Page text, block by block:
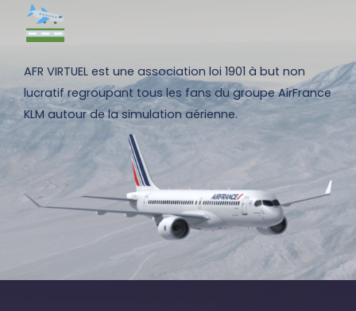
AFR VIRTUEL est une association loi 1901 à but non
lucratif regroupant tous les fans du groupe AirFrance
KLM autour de la simulation aérienne.